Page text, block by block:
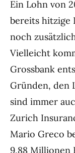
Ein Lohn von
bereits hitzige
noch
Vielleicht
Grossbank
Gründen, den
sind immer
Zurich
Mario Greco
9,88 Millionen